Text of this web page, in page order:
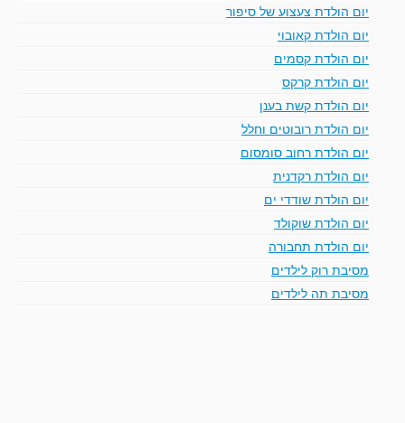
יום הולדת צעצוע של סיפור
יום הולדת קאובוי
יום הולדת קסמים
יום הולדת קרקס
יום הולדת קשת בענן
יום הולדת רובוטים וחלל
יום הולדת רחוב סומסום
יום הולדת רקדנית
יום הולדת שודדי ים
יום הולדת שוקולד
יום הולדת תחבורה
מסיבת רוק לילדים
מסיבת תה לילדים